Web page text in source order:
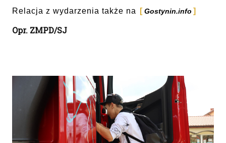
Relacja z wydarzenia także na Gostynin.info
Opr. ZMPD/SJ